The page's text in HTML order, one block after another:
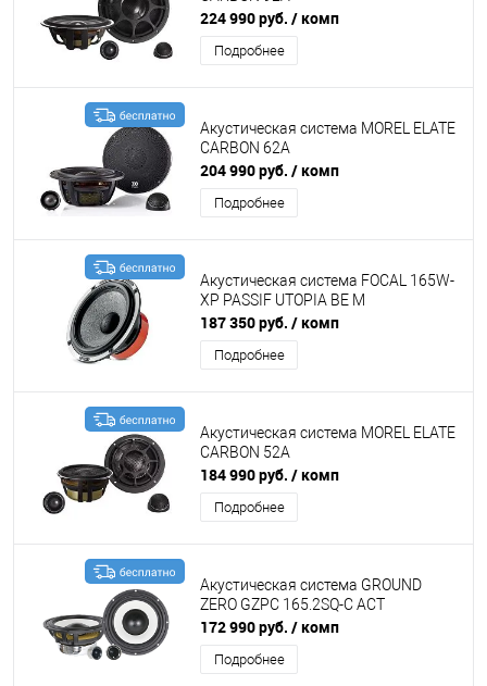
224 990 руб. / комп
Подробнее
Акустическая система MOREL ELATE
CARBON 62A
204 990 руб. / комп
Подробнее
Акустическая система FOCAL 165W-
XP PASSIF UTOPIA BE M
187 350 руб. / комп
Подробнее
Акустическая система MOREL ELATE
CARBON 52A
184 990 руб. / комп
Подробнее
Акустическая система GROUND
ZERO GZPC 165.2SQ-С ACT
172 990 руб. / комп
Подробнее